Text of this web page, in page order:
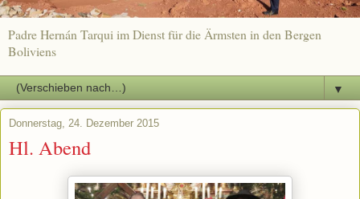
Padre Hernán Tarqui im Dienst für die Ärmsten in den Bergen
Boliviens
▼
Donnerstag, 24. Dezember 2015
Hl. Abend